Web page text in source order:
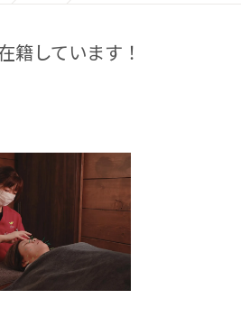
籍しています！